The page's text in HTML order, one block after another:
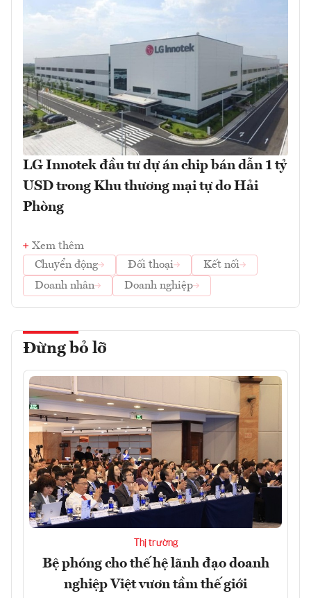
LG Innotek đầu tư dự án chip bán dẫn 1 tỷ
USD trong Khu thương mại tự do Hải
Phòng
Xem thêm
Chuyển động
Đối thoại
Kết nối
Doanh nhân
Doanh nghiệp
Đừng bỏ lỡ
Thị trường
Bệ phóng cho thế hệ lãnh đạo doanh
nghiệp Việt vươn tầm thế giới